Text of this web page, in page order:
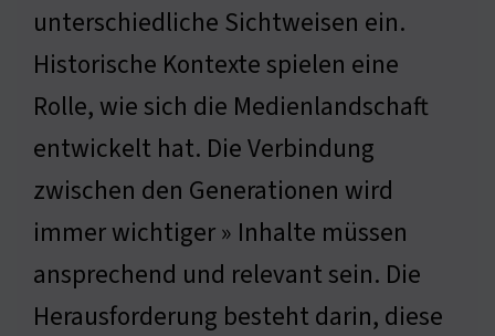
unterschiedliche Sichtweisen ein.
Historische Kontexte spielen eine
Rolle, wie sich die Medienlandschaft
entwickelt hat. Die Verbindung
zwischen den Generationen wird
immer wichtiger » Inhalte müssen
ansprechend und relevant sein. Die
Herausforderung besteht darin, diese